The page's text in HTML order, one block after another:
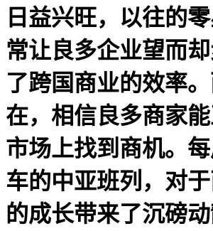
日益兴旺，以往的
常让良多企业望而
了跨国商业的效率
在，相信良多商家
市场上找到商机。
车的中亚班列，对
的成长带来了沉磅